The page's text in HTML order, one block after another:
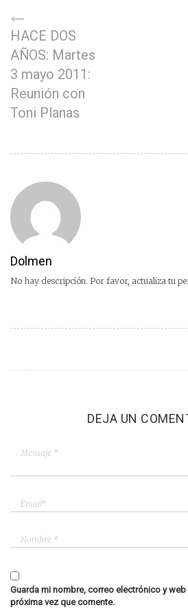
HACE DOS
AÑOS: Martes
3 mayo 2011:
Reunión con
Toni Planas
Dolmen
No hay descripción. Por favor, actualiza tu
DEJA UN
Guarda mi nombre, correo electrónico y
próxima vez que comente.